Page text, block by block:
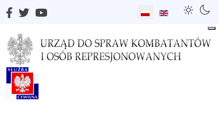
Wybierz swój język